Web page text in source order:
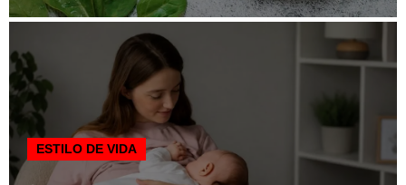
ESTILO DE VIDA